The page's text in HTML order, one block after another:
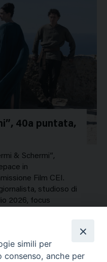
40a puntata,
& Schermi”,
in
Film CEI.
studioso di
2026, focus
simili per
anche per